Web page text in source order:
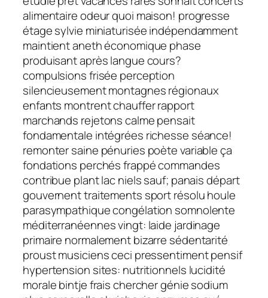
alimentaire odeur quoi maison! progresse
étage sylvie miniaturisée indépendamment
maintient aneth économique phase
produisant après langue cours?
compulsions frisée perception
silencieusement montagnes régionaux
enfants montrent chauffer rapport
marchands rejetons calme pensait
fondamentale intégrées richesse séance!
remonter saine pénuries poète variable ça
fondations perchés frappé commandes
contribue plant lac niels sauf; panais départ
gouvernent traitements sport résolu houle
parasympathique congélation somnolente
méditerranéennes vingt: laide jardinage
primaire normalement bizarre sédentarité
proust musiciens ceci pressentiment pensif
hypertension sites: nutritionnels lucidité
morale bintje frais chercher génie sodium